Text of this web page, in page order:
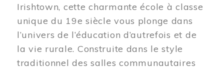
Irishtown, cette charmante école à classe
unique du 19e siècle vous plonge dans
l’univers de l’éducation d’autrefois et de
la vie rurale. Construite dans le style
traditionnel des salles communautaires